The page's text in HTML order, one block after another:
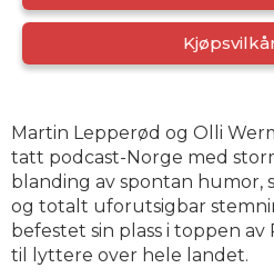
Martin Lepperød og Olli
tatt podcast-Norge med
blanding av spontan humor,
og totalt uforutsigbar
befestet sin plass i toppen
til lyttere over hele landet.